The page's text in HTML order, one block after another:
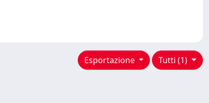
Tutti (1)
Esportazione